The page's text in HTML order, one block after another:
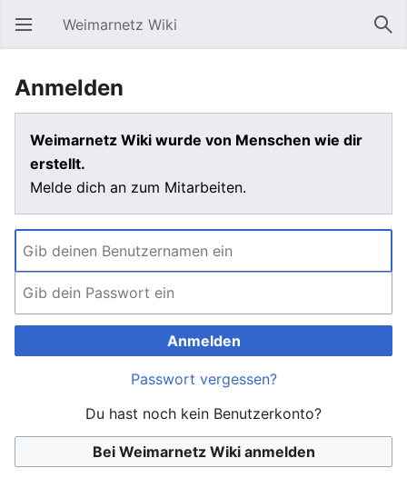
Hauptmenü öffnen Weimarnetz Wiki
Anmelden
Weimarnetz Wiki wurde von Menschen wie dir
erstellt.
Melde dich an zum Mitarbeiten.
Anmelden
Passwort vergessen?
Du hast noch kein Benutzerkonto?
Bei Weimarnetz Wiki anmelden